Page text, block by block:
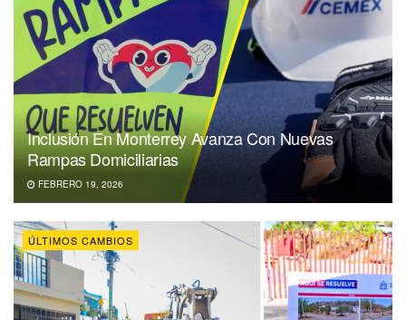
Inclusión En Monterrey Avanza Con Nuevas
Rampas Domiciliarias
FEBRERO 19, 2026
ÚLTIMOS CAMBIOS